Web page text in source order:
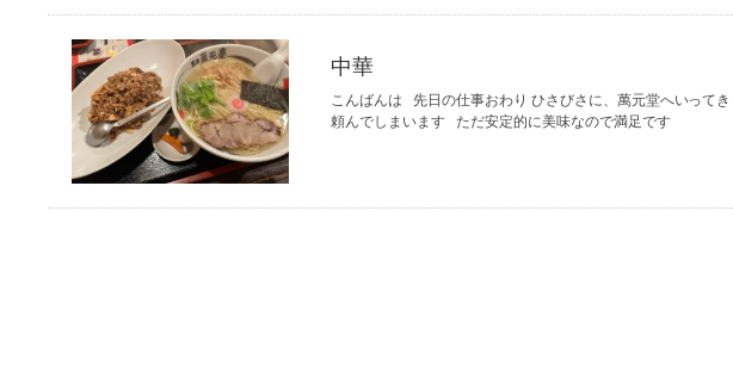
中華
こんばんは 先日の仕事おわり ひさびさに、萬元堂へいっ
頼んでしまいます ただ安定的に美味なので満足です